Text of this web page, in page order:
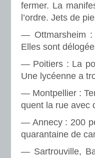
fermer. La
l’ordre. Jets de
— Ottmarsheim :
Elles sont
— Poitiers : La
Une lycéenne a
— Montpellier :
quent la rue avec
— Annecy : 200
qua­ran­taine de
— Sartrouville,